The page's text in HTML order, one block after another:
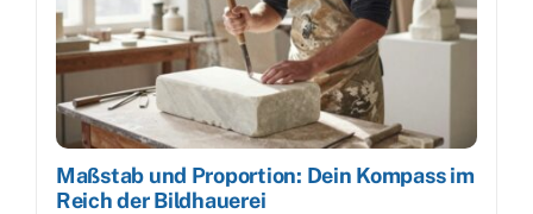
Maßstab und Proportion: Dein Kompass im
Reich der Bildhauerei